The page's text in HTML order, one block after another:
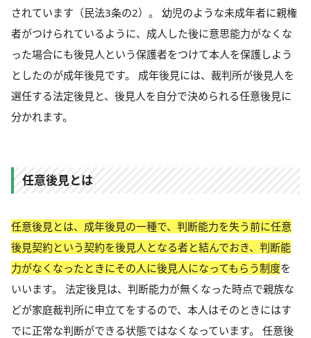
されています（民法3条の2）。 幼児のような未成年者に親権
者がつけられているように、成人した後に意思能力がなくな
った場合にも後見人という保護者をつけて本人を保護しよう
としたのが成年後見です。 成年後見には、裁判所が後見人を
選任する法定後見と、後見人を自分で決められる任意後見に
分かれます。
任意後見とは
任意後見とは、成年後見の一種で、判断能力を失う前に任意
後見契約という契約を後見人となる者と結んでおき、判断能
力がなくなったときにその人に後見人になってもらう制度を
いいます。 法定後見は、判断能力が無くなった時点で親族な
どが家庭裁判所に申立てをするので、本人はそのときにはす
でに正常な判断ができる状態ではなくなっています。 任意後